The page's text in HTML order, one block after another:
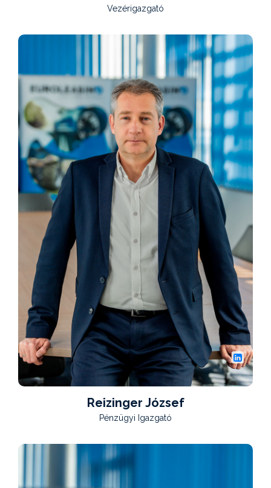
Vezérigazgató
Reizinger József
Pénzügyi Igazgató